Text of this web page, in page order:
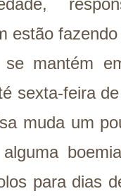
estão
se mantém
sexta-feira
muda um
para dias